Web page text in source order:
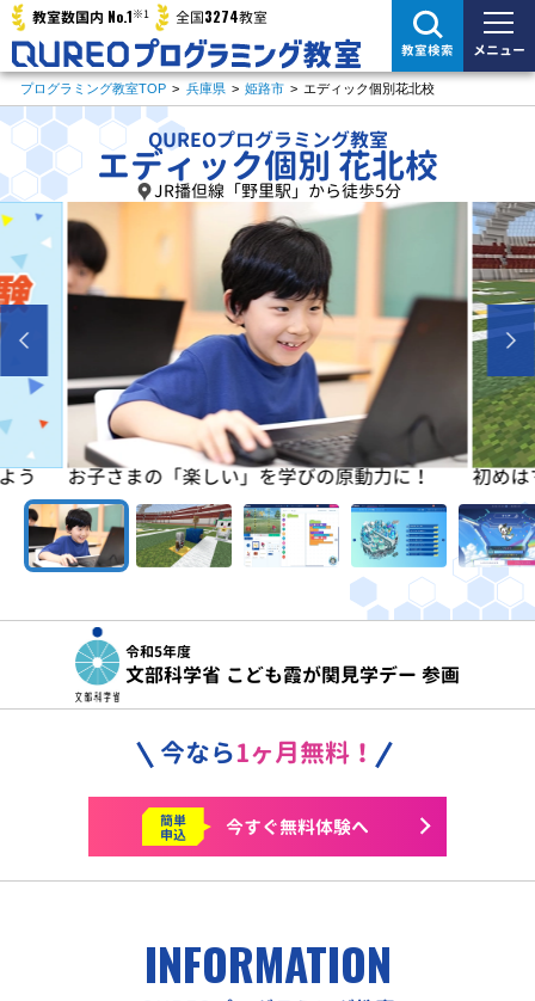
教室数国内 No.1※1 全国3274教室
教室検索 メニュー
プログラミング教室TOP > 兵庫県 > 姫路市 > エディック個別花北校
QUREOプログラミング教室
エディック個別 花北校
JR播但線「野里駅」から徒歩5分
う お子さまの「楽しい」を学びの原動力に！ 初め
令和5年度
文部科学省 こども霞が関見学デー 参画
今なら1ヶ月無料！
簡単
申込 今すぐ無料体験へ
INFORMATION